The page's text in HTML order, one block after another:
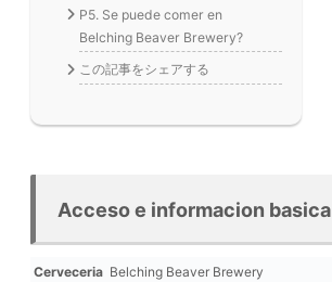
P5. Se puede comer en
Belching Beaver Brewery?
この記事をシェアする
Acceso e informacion basica
Cerveceria Belching Beaver Brewery